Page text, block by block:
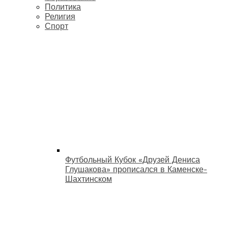
Политика
Религия
Спорт
Футбольный Кубок «Друзей Дениса
Глушакова» прописался в Каменске-
Шахтинском